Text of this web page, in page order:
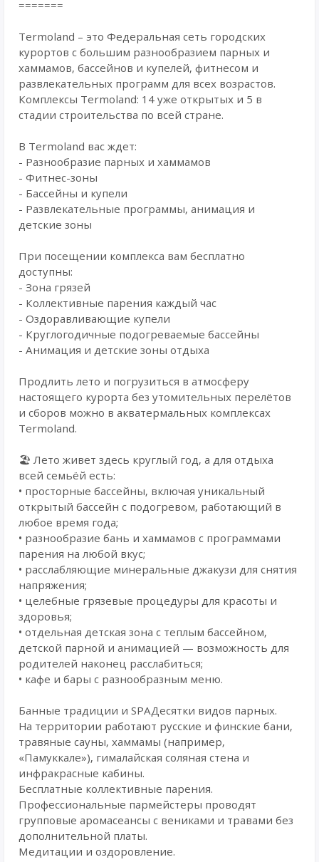
=======
Termoland – это Федеральная сеть городских
курортов с большим разнообразием парных и
хаммамов, бассейнов и купелей, фитнесом и
развлекательных программ для всех возрастов.
Комплексы Termoland: 14 уже открытых и 5 в
стадии строительства по всей стране.
В Termoland вас ждет:
- Разнообразие парных и хаммамов
- Фитнес-зоны
- Бассейны и купели
- Развлекательные программы, анимация и
детские зоны
При посещении комплекса вам бесплатно
доступны:
- Зона грязей
- Коллективные парения каждый час
- Оздоравливающие купели
- Круглогодичные подогреваемые бассейны
- Анимация и детские зоны отдыха
Продлить лето и погрузиться в атмосферу
настоящего курорта без утомительных перелётов
и сборов можно в акватермальных комплексах
Termoland.
🏖 Лето живет здесь круглый год, а для отдыха
всей семьёй есть:
• просторные бассейны, включая уникальный
открытый бассейн с подогревом, работающий в
любое время года;
• разнообразие бань и хаммамов с программами
парения на любой вкус;
• расслабляющие минеральные джакузи для снятия
напряжения;
• целебные грязевые процедуры для красоты и
здоровья;
• отдельная детская зона с теплым бассейном,
детской парной и анимацией — возможность для
родителей наконец расслабиться;
• кафе и бары с разнообразным меню.
Банные традиции и SPAДесятки видов парных.
На территории работают русские и финские бани,
травяные сауны, хаммамы (например,
«Памуккале»), гималайская соляная стена и
инфракрасные кабины.
Бесплатные коллективные парения.
Профессиональные пармейстеры проводят
групповые аромасеансы с вениками и травами без
дополнительной платы.
Медитации и оздоровление.